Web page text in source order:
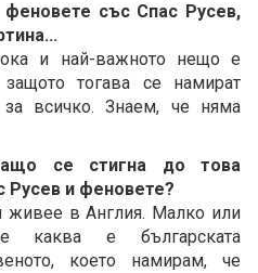
със Спас Русев,
и най-важното нещо е
тогава се намират
всичко. Знаем, че няма
се стигна до това
и феновете?
живее в Англия. Малко или
каква е българската
което намирам, че